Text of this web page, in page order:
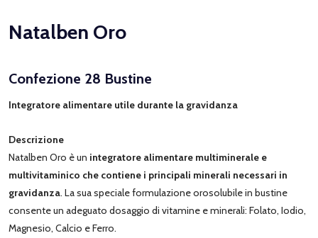
Natalben Oro
Confezione 28 Bustine
Integratore alimentare utile durante la gravidanza
Descrizione
Natalben Oro è un integratore alimentare multiminerale e
multivitaminico che contiene i principali minerali necessari in
gravidanza. La sua speciale formulazione orosolubile in bustine
consente un adeguato dosaggio di vitamine e minerali: Folato, Iodio,
Magnesio, Calcio e Ferro.